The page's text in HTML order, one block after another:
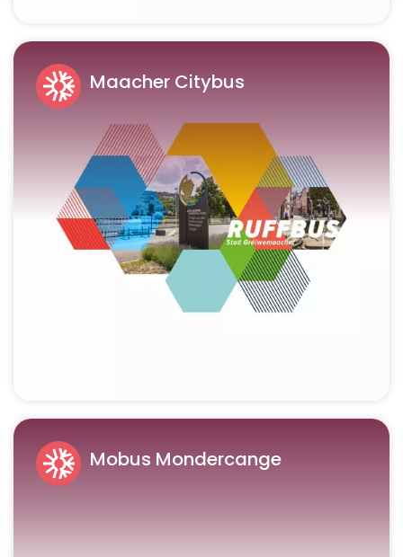
Maacher Citybus
Mobus Mondercange